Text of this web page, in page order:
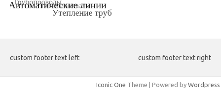
custom footer text left custom footer text right
Iconic One Theme | Powered by Wordpress